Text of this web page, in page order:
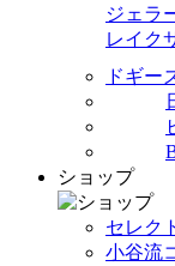
ジェラ
レイク
ドギー
ショップ
セレク
小谷流